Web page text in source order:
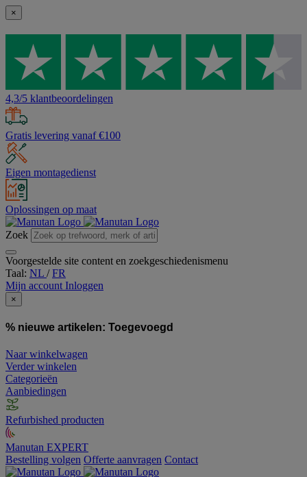
×
4,3/5 klantbeoordelingen
Gratis levering vanaf €100
Eigen montagedienst
Oplossingen op maat
Zoek
Voorgestelde site content en zoekgeschiedenismenu
Taal: NL /FR
Mijn account Inloggen
×
% nieuwe artikelen: Toegevoegd
Naar winkelwagen
Verder winkelen
Categorieën
Aanbiedingen
Refurbished producten
Manutan EXPERT
Bestelling volgen Offerte aanvragen Contact